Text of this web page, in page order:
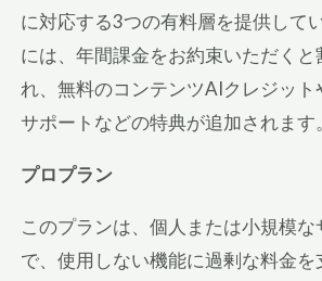
に対応する3つの有料層を提供して
には、年間課金をお約束いただくと
れ、無料のコンテンツAIクレジッ
サポートなどの特典が追加されます。
プロプラン
このプランは、個人または小規模
で、使用しない機能に過剰な料金を